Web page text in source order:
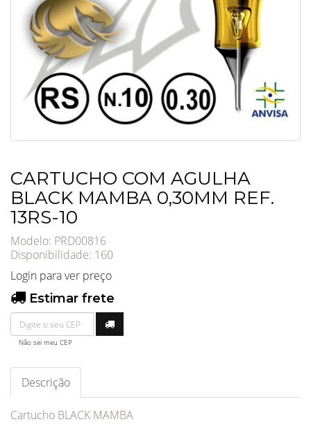
CARTUCHO COM AGULHA
BLACK MAMBA 0,30MM REF.
13RS-10
Modelo: PRD00816
Disponibilidade: 160
Login para ver preço
Estimar frete
Não sei meu CEP
Descrição
Cartucho BLACK MAMBA